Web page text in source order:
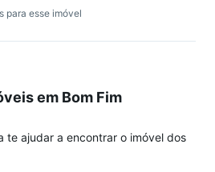
para esse imóvel
em Bom Fim
te ajudar a encontrar o imóvel dos